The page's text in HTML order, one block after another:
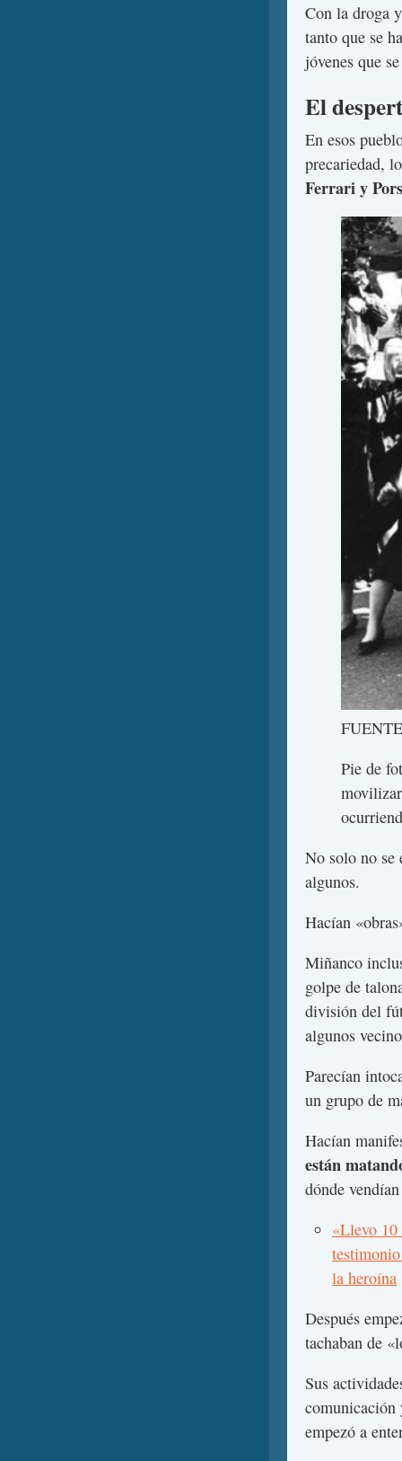
Con la droga
tanto que se
jóvenes que
El
En esos
precariedad,
Ferrari y
Pie de
No solo no se
algunos.
Hacían
Miñanco
golpe de
división del
algunos
Parecían
un grupo de
Hacían
están
dónde
«Llevo 10
la heroína
Después
tachaban de
Sus
comunicación
empezó a